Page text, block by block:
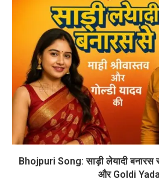
Bhojpuri Song: साड़ी लेयादी
और Goldi